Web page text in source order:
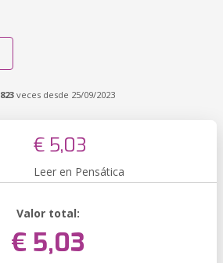
823 veces desde 25/09/2023
€ 5,03
Leer en Pensática
Valor total:
€ 5,03